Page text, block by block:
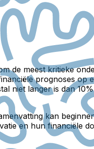
de meest kritieke
prognoses op
niet langer is dan
kan
en hun financiële